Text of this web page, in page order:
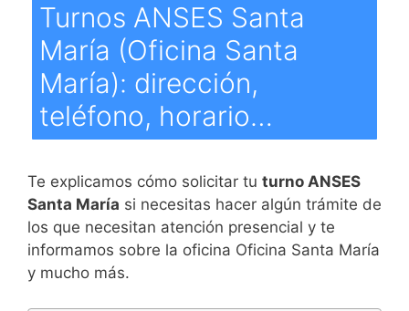
Turnos ANSES Santa
María (Oficina Santa
María): dirección,
teléfono, horario…
Te explicamos cómo solicitar tu turno ANSES
Santa María si necesitas hacer algún trámite de
los que necesitan atención presencial y te
informamos sobre la oficina Oficina Santa María
y mucho más.